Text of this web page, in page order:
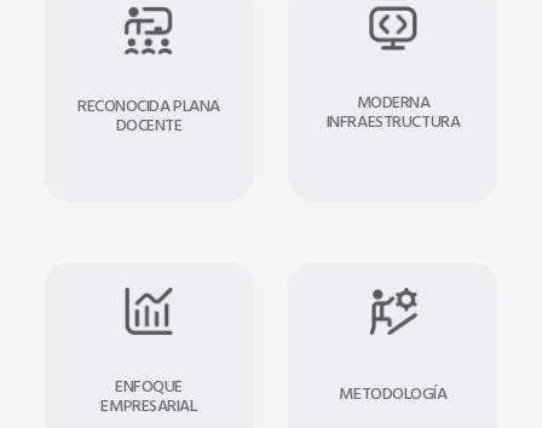
RECONOCIDA PLANA
DOCENTE
MODERNA
INFRAESTRUCTURA
ENFOQUE
EMPRESARIAL METODOLOGÍA